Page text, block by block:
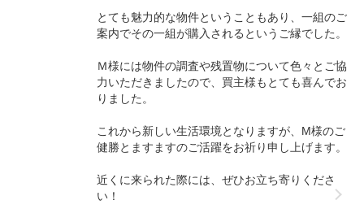
とても魅力的な物件ということもあり、一組のご
案内でその一組が購入されるというご縁でした。
Ｍ様には物件の調査や残置物について色々とご協
力いただきましたので、買主様もとても喜んでお
りました。
これから新しい生活環境となりますが、M様のご
健勝とますますのご活躍をお祈り申し上げます。
近くに来られた際には、ぜひお立ち寄りくださ
い！